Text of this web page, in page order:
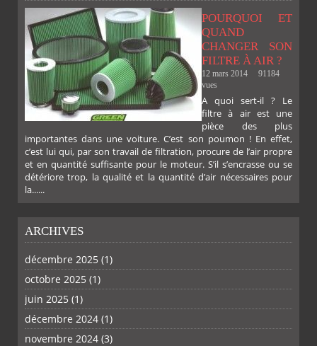
PLUS
POURQUOI ET
QUAND
CHANGER SON
FILTRE À AIR ?
12 mars 2014
91184
vues
A quoi sert-il ? Le
filtre à air est une
pièce des plus
importantes dans une voiture. C’est son poumon ! En effet,
c’est lui qui, par son travail de filtration, procure de l’air propre
et en quantité suffisante pour le moteur. S’il s’encrasse ou se
détériore trop, la qualité et la quantité d’air nécessaires pour
la......
ARCHIVES
décembre 2025 (1)
octobre 2025 (1)
juin 2025 (1)
décembre 2024 (1)
novembre 2024 (3)